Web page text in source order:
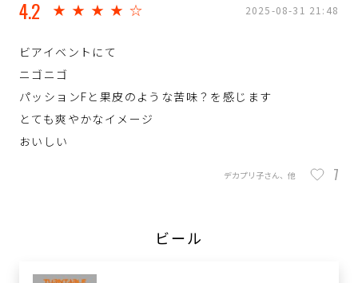
4.2 ★★★★☆ 2025-08-31 21:48
ビアイベントにて
ニゴニゴ
パッションFと果皮のような苦味？を感じます
とても爽やかなイメージ
おいしい
7
デカプリ子さん、他
ビール